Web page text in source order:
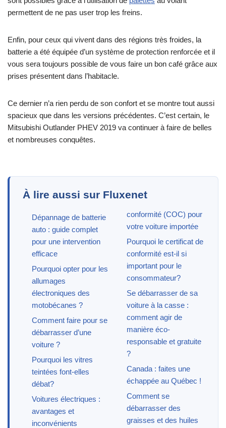
permettent de ne pas user trop les freins.
Enfin, pour ceux qui vivent dans des régions très froides, la
batterie a été équipée d’un système de protection renforcée et il
vous sera toujours possible de vous faire un bon café grâce aux
prises présentent dans l’habitacle.
Ce dernier n’a rien perdu de son confort et se montre tout aussi
spacieux que dans les versions précédentes. C’est certain, le
Mitsubishi Outlander PHEV 2019 va continuer à faire de belles
et nombreuses conquêtes.
À lire aussi sur Fluxenet
Dépannage de batterie
auto : guide complet
pour une intervention
efficace
Pourquoi opter pour les
allumages
électroniques des
motobécanes ?
Comment faire pour se
débarrasser d’une
voiture ?
Pourquoi les vitres
teintées font-elles
débat?
Voitures électriques :
avantages et
inconvénients
conformité (COC) pour
votre voiture importée
Pourquoi le certificat de
conformité est-il si
important pour le
consommateur?
Se débarrasser de sa
voiture à la casse :
comment agir de
manière éco-
responsable et gratuite
?
Canada : faites une
échappée au Québec !
Comment se
débarrasser des
graisses et des huiles